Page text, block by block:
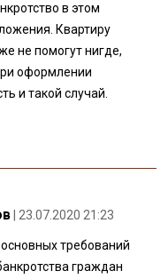
в этом
Квартиру
не помогут нигде,
оформлении
и такой случай.
| 23.07.2020 21:23
требований
граждан